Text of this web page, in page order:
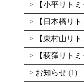
【小平リトミ
【日本橋リト
【東村山リト
【荻窪リトミ
お知らせ (1)